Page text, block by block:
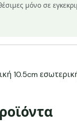
μόνο σε
10.5cm